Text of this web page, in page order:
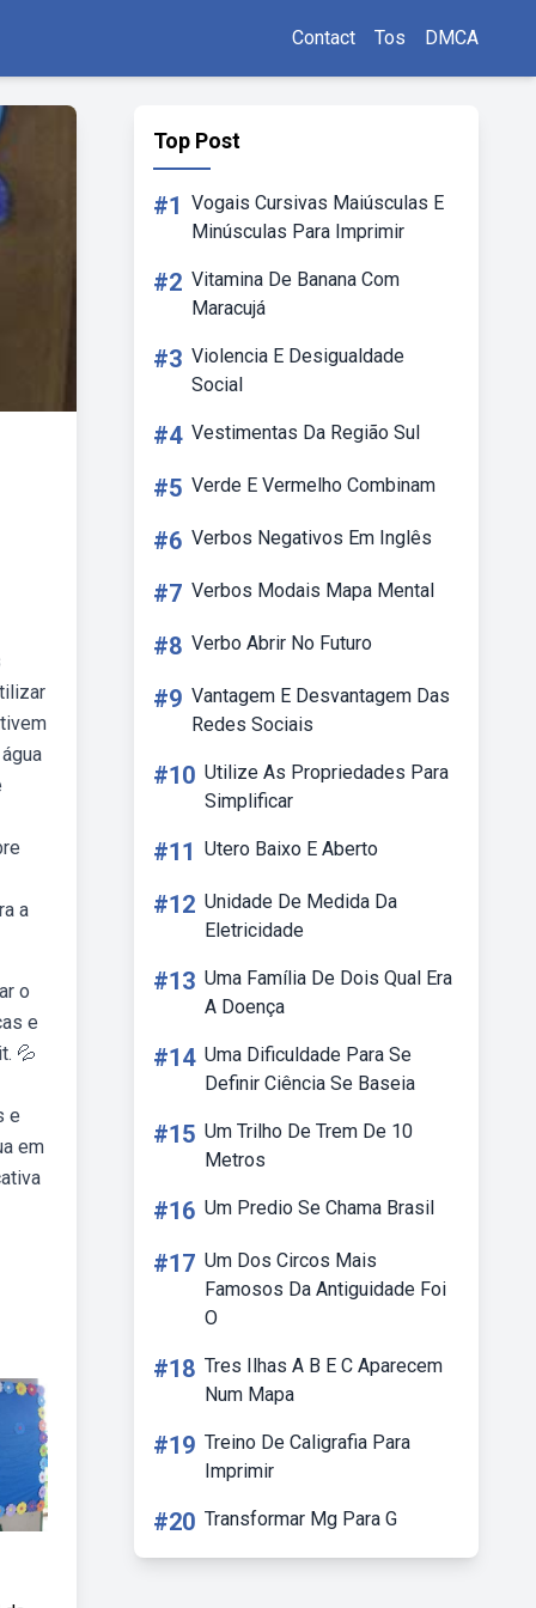
Contact Tos DMCA
a
o
e
💦
e
em
Top Post
#1 Vogais Cursivas Maiúsculas E
Minúsculas Para Imprimir
#2 Vitamina De Banana Com
Maracujá
#3 Violencia E Desigualdade
Social
#4 Vestimentas Da Região Sul
#5 Verde E Vermelho Combinam
#6 Verbos Negativos Em Inglês
#7 Verbos Modais Mapa Mental
#8 Verbo Abrir No Futuro
#9 Vantagem E Desvantagem Das
Redes Sociais
#10 Utilize As Propriedades Para
Simplificar
#11 Utero Baixo E Aberto
#12 Unidade De Medida Da
Eletricidade
#13 Uma Família De Dois Qual Era
A Doença
#14 Uma Dificuldade Para Se
Definir Ciência Se Baseia
#15 Um Trilho De Trem De 10
Metros
#16 Um Predio Se Chama Brasil
#17 Um Dos Circos Mais
Famosos Da Antiguidade Foi
O
#18 Tres Ilhas A B E C Aparecem
Num Mapa
#19 Treino De Caligrafia Para
Imprimir
#20 Transformar Mg Para G